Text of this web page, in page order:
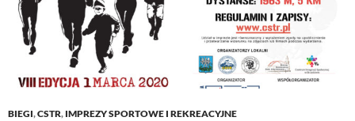
BIEGI,CSTR, IMPREZY SPORTOWE I REKREACYJNE